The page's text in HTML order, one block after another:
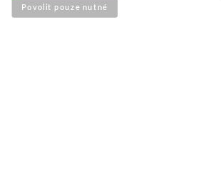
Povolit pouze nutné